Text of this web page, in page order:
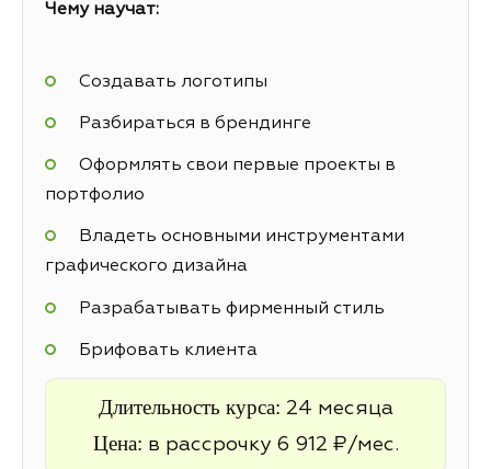
Чему научат:
Создавать логотипы
Разбираться в брендинге
Оформлять свои первые проекты в
портфолио
Владеть основными инструментами
графического дизайна
Разрабатывать фирменный стиль
Брифовать клиента
Длительность курса: 24 месяца
Цена: в рассрочку 6 912 ₽/мес.